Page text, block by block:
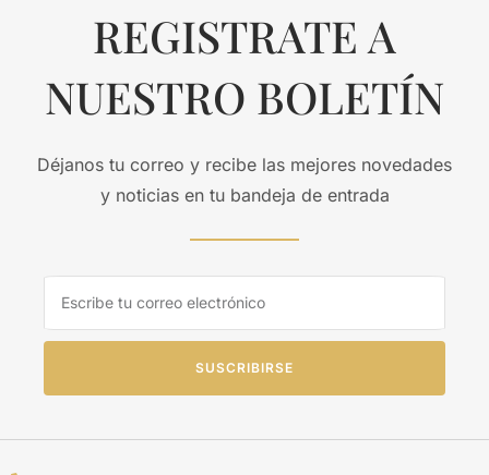
REGISTRATE A
NUESTRO BOLETÍN
Déjanos tu correo y recibe las mejores novedades
y noticias en tu bandeja de entrada
SUSCRIBIRSE